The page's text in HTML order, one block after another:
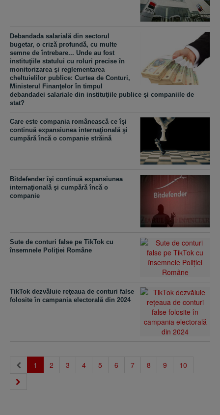
Debandada salarială din sectorul
bugetar, o criză profundă, cu multe
semne de întrebare... Unde au fost
instituţiile statului cu roluri precise în
monitorizarea şi reglementarea
cheltuielilor publice: Curtea de Conturi,
Ministerul Finanţelor în timpul
debandadei salariale din instituţiile publice şi companiile de
stat?
Care este compania românească ce îşi
continuă expansiunea internaţională şi
cumpără încă o companie străină
Bitdefender îşi continuă expansiunea
internaţională şi cumpără încă o
companie
Sute de conturi false pe TikTok cu
însemnele Poliţiei Române
TikTok dezvăluie reţeaua de conturi false
folosite în campania electorală din 2024
1 (current)
2 3 4 5 6 7 8 9 10